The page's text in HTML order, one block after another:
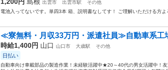
出雲市 出雲市駅
その他
電池入ってないです。単四3本 箱、説明書なしてす！ ご理解いただける方よ
≪寮無料・月収33万円・派遣社員≫自動車系工
時給1,400円 山口 山口市 大歳駅 その他
日払い
自動車向け車載部品の製造作業！未経験活躍中★20～40代の男女活躍中！